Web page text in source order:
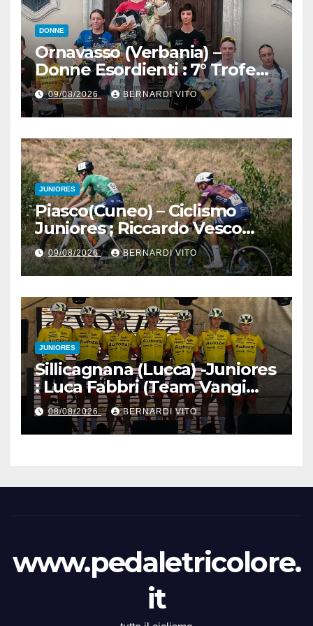
DONNE
Ornavasso (Verbania) –
Donne Esordienti : 7° Trofeo
Santuario Madonna del
Boden, Aurora Cerame e
Martina Zavattero le neo
campionesse regionali FCI
Piemonte
09/08/2026 BERNARDI VITO
JUNIORES
Piasco(Cuneo) – Ciclismo
Juniores ; Riccardo Vesco
(Guerrini-Senaghese) al
fotofinish su Gugnino (UC
Piasco) e Jedrysek (SC
Fagnano Nuova)
09/08/2026 BERNARDI VITO
JUNIORES
Sillicagnana (Lucca) -Juniores
: Luca Fabbri (Team Vangi
Tommasini) vince il “Gran
Premio Garfagnana –
Memorial Gino Bartali”
08/08/2026 BERNARDI VITO
www.pedaletricolore.
it